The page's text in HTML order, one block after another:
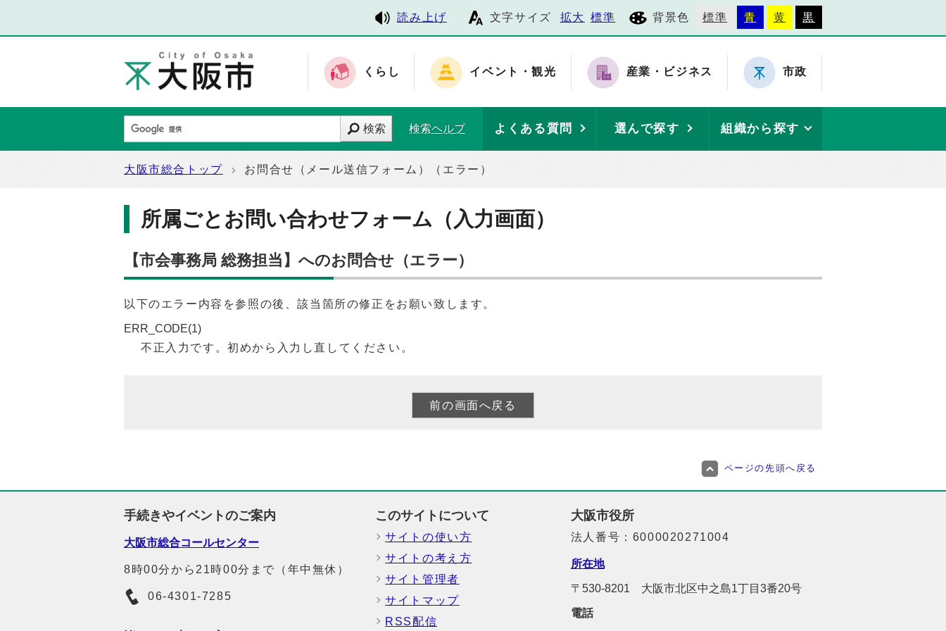
読み上げ 文字サイズ 拡大 標準 背景色 標準 青 黄 黒
くらし イベント・観光 産業・ビジネス 市政
検索 検索ヘルプ よくある質問 選んで探す 組織から探す
大阪市総合トップ お問合せ（メール送信フォーム）（エラー）
所属ごとお問い合わせフォーム（入力画面）
【市会事務局 総務担当】へのお問合せ（エラー）
以下のエラー内容を参照の後、該当箇所の修正をお願い致します。
ERR_CODE(1)
不正入力です。初めから入力し直してください。
ページの先頭へ戻る
手続きやイベントのご案内
大阪市総合コールセンター
8時00分から21時00分まで（年中無休）
06-4301-7285
このサイトについて
サイトの使い方
サイトの考え方
サイト管理者
サイトマップ
RSS配信
大阪市役所
法人番号：6000020271004
所在地
〒530-8201 大阪市北区中之島1丁目3番20号
電話